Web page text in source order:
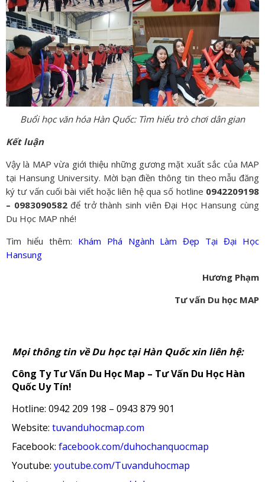
Buổi học văn hóa Hàn Quốc: Tìm hiểu trò chơi dân gian
Kết luận
Vậy là MAP vừa giới thiệu những gương mặt xuất sắc của MAP
tại Hansung University. Mời bạn điền thông tin theo mẫu đăng
ký tư vấn cuối bài viết hoặc liên hệ qua số hotline 0942209198
– 0983090582để trở thành sinh viên Đại Học Hansung cùng
Du Học MAP nhé!
Tìm hiểu thêm: Khám Phá Ngành Làm Đẹp Tại Đại Học
Hansung
Hương Phạm
Tư vấn Du học MAP
Mọi thông tin về Du học tại Hàn Quốc xin liên hệ:
Công Ty Tư Vấn Du Học Map – Tư Vấn Du Học Hàn
Quốc Uy Tín!
Hotline: 0942 209 198 – 0943 879 901
Website: tuvanduhocmap.com
Facebook: facebook.com/duhochanquocmap
Youtube: youtube.com/Tuvanduhocmap